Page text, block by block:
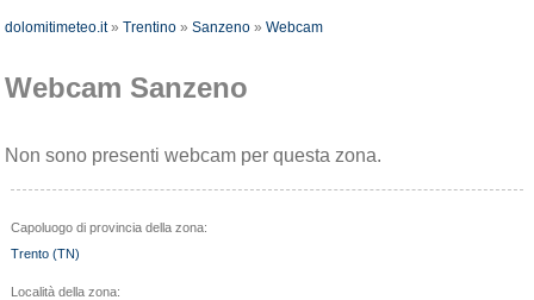
dolomitimeteo.it»Trentino »Sanzeno »Webcam
Webcam Sanzeno
Non sono presenti webcam per questa zona.
Capoluogo di provincia della zona:
Trento (TN)
Località della zona: